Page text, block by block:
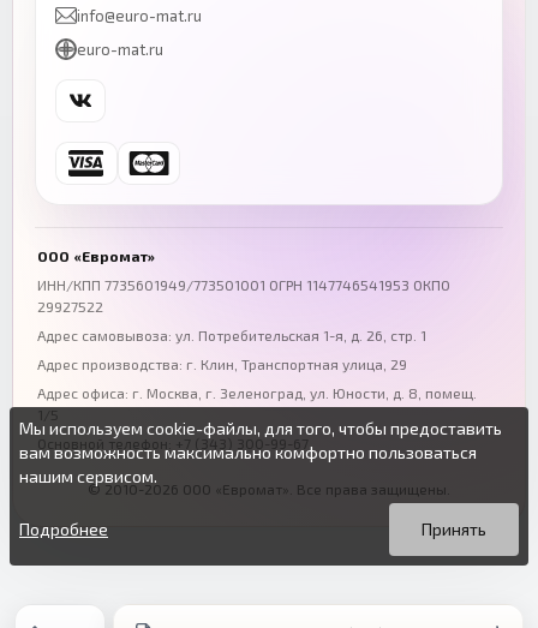
Челябинск
+7 (343) 300-99-67
Ростов-на-Дону
+7 (863) 333-50-75
Волгоград
+7 (844) 261-36-12
Омск
info@euro-mat.ru
euro-mat.ru
ООО «Евромат»
ИНН/КПП 7735601949/773501001 ОГРН 1147746541953 ОКПО
29927522
Адрес самовывоза: ул. Потребительская 1-я, д. 26, стр. 1
Адрес производства: г. Клин, Транспортная улица, 29
Адрес офиса: г. Москва, г. Зеленоград ул. Юности, д. 8, помещ.
1/5
Основной телефон:
+7 (343) 300-99-67
© 2010-2026 ООО «Евромат». Все права защищены.
Мы используем cookie-файлы, для того, чтобы предоставить
вам возможность максимально комфортно пользоваться
нашим сервисом.
Вы можете подробнее прочитать о cookie-файлах в открытых
источниках или изменить настройки своего браузера.
Продолжая пользоваться данным сайтом без изменения
настроек вы даете согласие на использование ваших cookie-
Принять
Подробнее